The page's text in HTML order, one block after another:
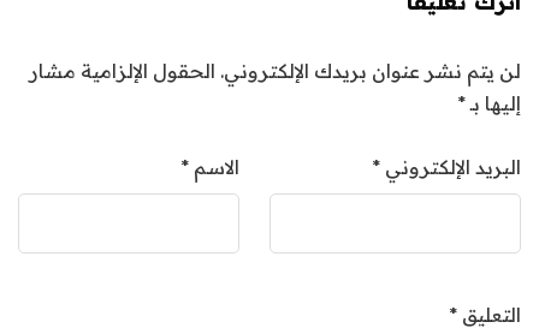
لن يتم نشر عنوان بريدك الإلكتروني. الحقول الإلزامية مشار
إليها بـ*
الاسم * البريد الإلكتروني *
التعليق *